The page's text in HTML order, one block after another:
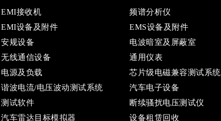
EMI接收机
频谱分析仪
EMI设备及附件
EMS设备及附件
安规设备
电波暗室及屏蔽室
无线通信设备
通用仪表
电源及负载
芯片级电磁兼容测试系统
谐波电流/电压波动测试系统
汽车电子设备
测试软件
断续骚扰电压测试仪
汽车雷达目标模拟器
设备租赁回收